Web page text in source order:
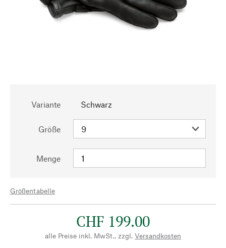
Variante Schwarz
Größe
Menge
Größentabelle
CHF 199.00
alle Preise inkl. MwSt., zzgl. Versandkosten